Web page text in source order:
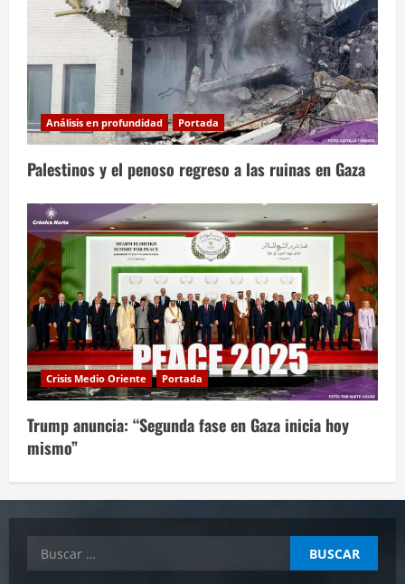
Análisis en profundidad Portada
Palestinos y el penoso regreso a las ruinas en Gaza
Crisis Medio Oriente Portada
Trump anuncia: “Segunda fase en Gaza inicia hoy
mismo”
Buscar: